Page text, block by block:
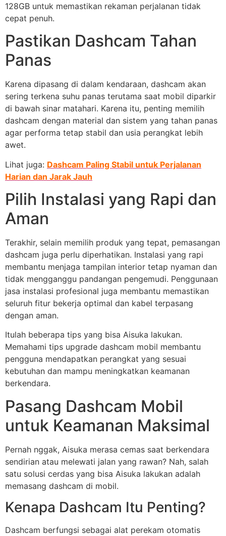
128GB untuk memastikan rekaman perjalanan tidak
cepat penuh.
Pastikan Dashcam Tahan
Panas
Karena dipasang di dalam kendaraan, dashcam akan
sering terkena suhu panas terutama saat mobil diparkir
di bawah sinar matahari. Karena itu, penting memilih
dashcam dengan material dan sistem yang tahan panas
agar performa tetap stabil dan usia perangkat lebih
awet.
Lihat juga: Dashcam Paling Stabil untuk Perjalanan
Harian dan Jarak Jauh
Pilih Instalasi yang Rapi dan
Aman
Terakhir, selain memilih produk yang tepat, pemasangan
dashcam juga perlu diperhatikan. Instalasi yang rapi
membantu menjaga tampilan interior tetap nyaman dan
tidak mengganggu pandangan pengemudi. Penggunaan
jasa instalasi profesional juga membantu memastikan
seluruh fitur bekerja optimal dan kabel terpasang
dengan aman.
Itulah beberapa tips yang bisa Aisuka lakukan.
Memahami tips upgrade dashcam mobil membantu
pengguna mendapatkan perangkat yang sesuai
kebutuhan dan mampu meningkatkan keamanan
berkendara.
Pasang Dashcam Mobil
untuk Keamanan Maksimal
Pernah nggak, Aisuka merasa cemas saat berkendara
sendirian atau melewati jalan yang rawan? Nah, salah
satu solusi cerdas yang bisa Aisuka lakukan adalah
memasang dashcam di mobil.
Kenapa Dashcam Itu Penting?
Dashcam berfungsi sebagai alat perekam otomatis